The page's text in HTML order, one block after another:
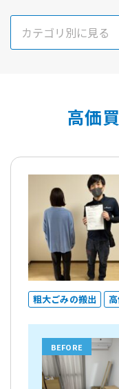
高価
粗大ごみの搬出
BEFORE